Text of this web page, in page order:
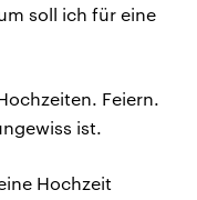
soll ich für eine
Feiern.
ist.
Hochzeit